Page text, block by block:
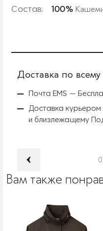
Состав: 100%
Доставка по
Почта EMS —
Доставка
и близлежащему
Вам также